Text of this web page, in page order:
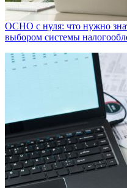
ОСНО с нуля: что нужно
выбором системы